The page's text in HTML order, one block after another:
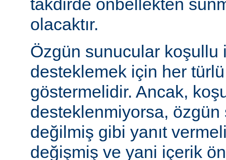
takdirde önbellekten
olacaktır.
Özgün sunucular koşullu
desteklemek için her türlü
göstermelidir. Ancak,
desteklenmiyorsa,
değilmiş gibi yanıt
değişmiş ve yani içerik